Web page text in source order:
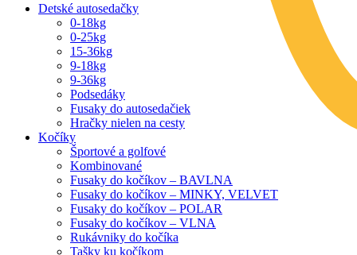
Detské autosedačky
0-18kg
0-25kg
15-36kg
9-18kg
9-36kg
Podsedáky
Fusaky do autosedačiek
Hračky nielen na cesty
Kočíky
Športové a golfové
Kombinované
Fusaky do kočíkov – BAVLNA
Fusaky do kočíkov – MINKY, VELVET
Fusaky do kočíkov – POLAR
Fusaky do kočíkov – VLNA
Rukávniky do kočíka
Tašky ku kočíkom